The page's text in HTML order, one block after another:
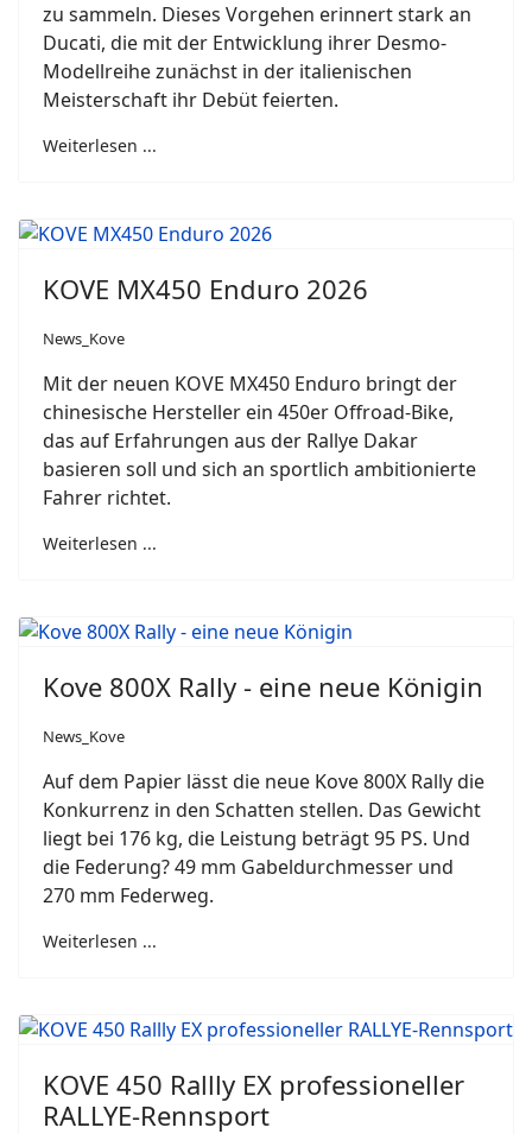
zu sammeln. Dieses Vorgehen erinnert stark an
Ducati, die mit der Entwicklung ihrer Desmo-
Modellreihe zunächst in der italienischen
Meisterschaft ihr Debüt feierten.
Weiterlesen ...
KOVE MX450 Enduro 2026
News_Kove
Mit der neuen KOVE MX450 Enduro bringt der
chinesische Hersteller ein 450er Offroad-Bike,
das auf Erfahrungen aus der Rallye Dakar
basieren soll und sich an sportlich ambitionierte
Fahrer richtet.
Weiterlesen ...
Kove 800X Rally - eine neue Königin
News_Kove
Auf dem Papier lässt die neue Kove 800X Rally die
Konkurrenz in den Schatten stellen. Das Gewicht
liegt bei 176 kg, die Leistung beträgt 95 PS. Und
die Federung? 49 mm Gabeldurchmesser und
270 mm Federweg.
Weiterlesen ...
KOVE 450 Rallly EX professioneller
RALLYE-Rennsport